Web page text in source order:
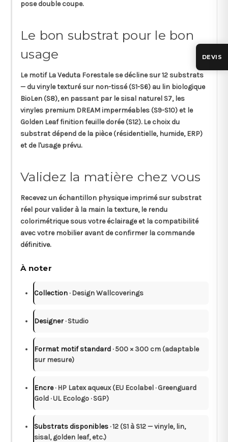
posedouble coupe.
Le bon substrat pour le bon
usage
Le motif La Veduta Forestale se décline sur12 substrats
— du vinyle texturé sur non-tissé (S1-S6) au lin biologique
BioLen (S8), en passant par le sisal naturel S7, les
vinyles premium DREAM imperméables (S9-S10) et le
Golden Leaf finition feuille dorée (S12). Le choix du
substrat dépend de la pièce (résidentielle, humide, ERP)
et de l'usage prévu.
Validez la matière chez vous
Recevez un échantillon physiqueimprimé sur substrat
réel pour valider à la main la texture, le rendu
colorimétrique sous votre éclairage et la compatibilité
avec votre mobilier avant de confirmer la commande
définitive.
À noter
Collection · Design Wallcoverings
Designer · Studio
Format motif standard · 500 × 300 cm (adaptable
sur mesure)
Encre· HP Latex aqueux (EU Ecolabel · Greenguard
Gold · UL Ecologo · SGP)
Substrats disponibles · 12 (S1 à S12 — vinyle, lin,
sisal, golden leaf, etc.)
DEVIS